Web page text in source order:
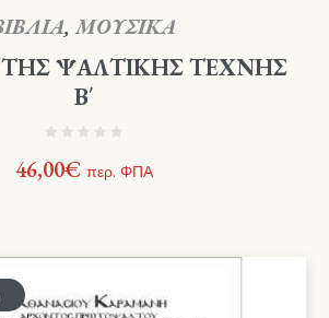
,ΜΟΥΣΙΚΑ
ΤΗΣ ΨΑΛΤΙΚΗΣ ΤΕΧΝΗΣ
Β΄
46,00€ περ. ΦΠΑ